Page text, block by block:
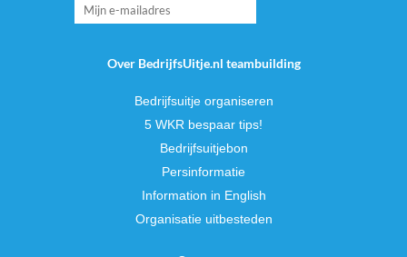
Over BedrijfsUitje.nl teambuilding
Bedrijfsuitje organiseren
5 WKR bespaar tips!
Bedrijfsuitjebon
Persinformatie
Information in English
Organisatie uitbesteden